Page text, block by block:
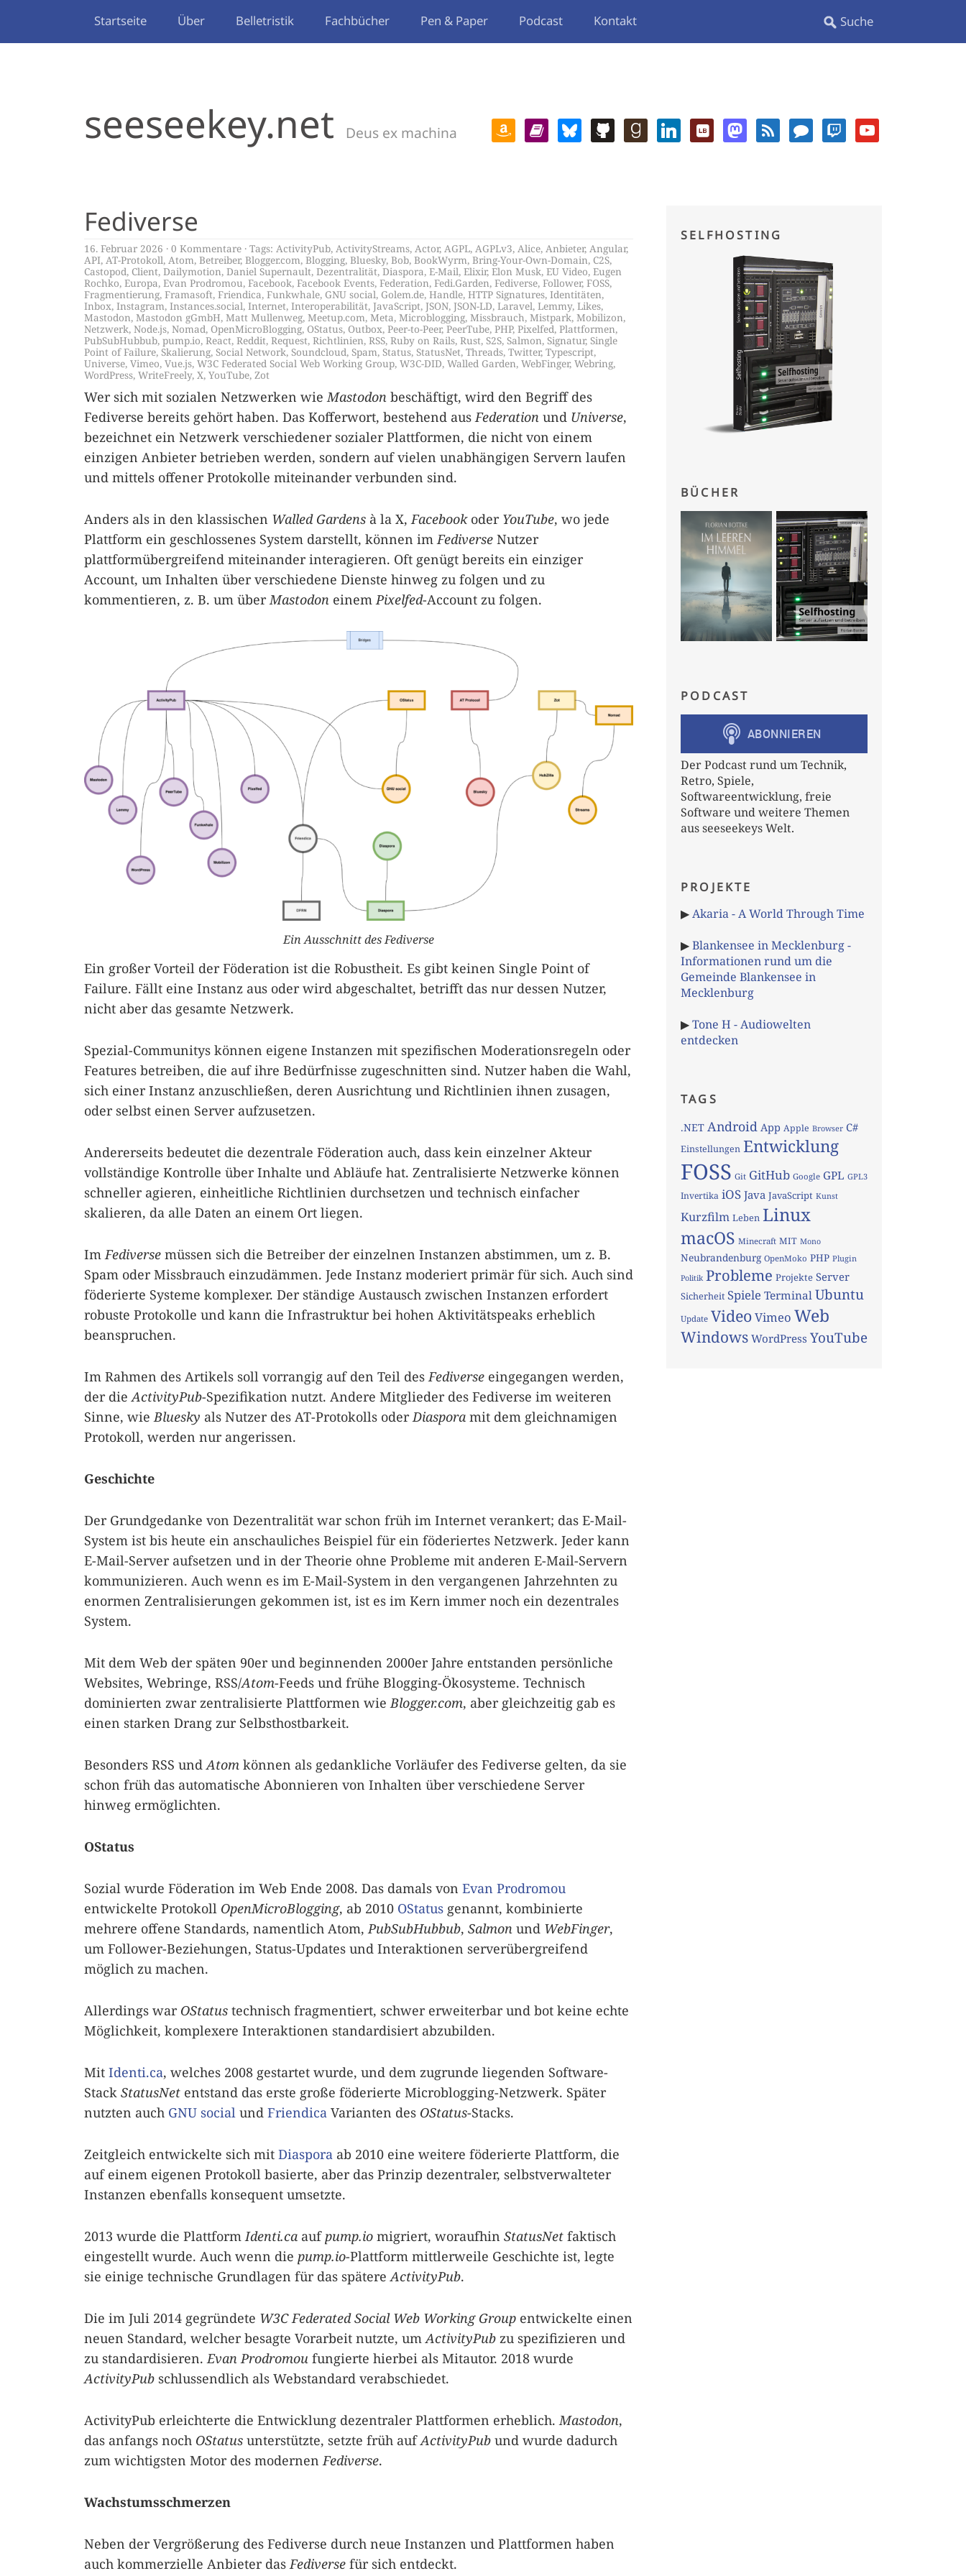
Startseite Über Belletristik Fachbücher Pen & Paper Podcast Kontakt
seeseekey.net Deus ex machina
Fediverse
16. Februar 2026 0 Kommentare Tags: ActivityPub, ActivityStreams, Actor, AGPL, AGPLv3, Alice, Anbieter, Angular,
API, AT-Protokoll, Atom, Betreiber, Blogger.com, Blogging, Bluesky, Bob, BookWyrm, Bring-Your-Own-Domain, C2S,
Castopod, Client, Dailymotion, Daniel Supernault, Dezentralität,Diaspora, E-Mail, Elixir, Elon Musk, EU Video, Eugen
Rochko, Europa, Evan Prodromou, Facebook, Facebook Events, Federation, Fedi.Garden, Fediverse, Follower, FOSS,
Fragmentierung, Framasoft, Friendica, Funkwhale, GNU social, Golem.de, Handle, HTTP Signatures, Identitäten,
Inbox, Instagram, Instances.social, Internet, Interoperabilität, JavaScript, JSON, JSON-LD, Laravel, Lemmy, Likes,
Mastodon, Mastodon gGmbH, Matt Mullenweg, Meetup.com, Meta, Microblogging, Missbrauch, Mistpark, Mobilizon,
Netzwerk, Node.js, Nomad, OpenMicroBlogging, OStatus, Outbox, Peer-to-Peer, PeerTube, PHP, Pixelfed, Plattformen,
PubSubHubbub,pump.io, React, Reddit, Request, Richtlinien, RSS, Ruby on Rails, Rust, S2S, Salmon, Signatur, Single
Point of Failure, Skalierung, Social Network, Soundcloud, Spam, Status, StatusNet, Threads, Twitter, Typescript,
Universe, Vimeo, Vue.js, W3C Federated Social Web Working Group, W3C-DID, Walled Garden, WebFinger, Webring,
WordPress, WriteFreely, X, YouTube, Zot
Wer sich mit sozialen Netzwerken wieMastodon beschäftigt, wird den Begriff des
Fediverse bereits gehört haben. Das Kofferwort, bestehend ausFederation und Universe,
bezeichnet ein Netzwerk verschiedener sozialer Plattformen, die nicht von einem
einzigen Anbieter betrieben werden, sondern auf vielen unabhängigen Servern laufen
und mittels offener Protokolle miteinander verbunden sind.
Anders als in den klassischen Walled Gardens à la X,Facebookoder YouTube, wo jede
Plattform ein geschlossenes System darstellt, können imFediverse Nutzer
plattformübergreifend miteinander interagieren. Oft genügt bereits ein einziger
Account, um Inhalten über verschiedene Dienste hinweg zu folgen und zu
kommentieren, z. B. um überMastodon einemPixelfed-Account zu folgen.
Ein Ausschnitt des Fediverse
Ein großer Vorteil der Föderation ist die Robustheit. Es gibt keinen Single Point of
Failure. Fällt eine Instanz aus oder wird abgeschaltet, betrifft das nur dessen Nutzer,
nicht aber das gesamte Netzwerk.
Spezial-Communitys können eigene Instanzen mit spezifischen Moderationsregeln oder
Features betreiben, die auf ihre Bedürfnisse zugeschnitten sind. Nutzer haben die Wahl,
sich einer Instanz anzuschließen, deren Ausrichtung und Richtlinien ihnen zusagen,
oder selbst einen Server aufzusetzen.
Andererseits bedeutet die dezentrale Föderation auch, dass kein einzelner Akteur
vollständige Kontrolle über Inhalte und Abläufe hat. Zentralisierte Netzwerke können
schneller agieren, einheitliche Richtlinien durchsetzen und technisch einfacher
skalieren, da alle Daten an einem Ort liegen.
ImFediverse müssen sich die Betreiber der einzelnen Instanzen abstimmen, um z. B.
Spam oder Missbrauch einzudämmen. Jede Instanz moderiert primär für sich. Auch sind
föderierte Systeme komplexer. Der ständige Austausch zwischen Instanzen erfordert
robuste Protokolle und kann die Infrastruktur bei hohen Aktivitätspeaks erheblich
beanspruchen.
Im Rahmen des Artikels soll vorrangig auf den Teil desFediverse eingegangen werden,
der dieActivityPub-Spezifikation nutzt. Andere Mitglieder des Fediverse im weiteren
Sinne, wieBluesky als Nutzer des AT-Protokolls oderDiaspora mit dem gleichnamigen
Protokoll, werden nur angerissen.
Geschichte
Der Grundgedanke von Dezentralität war schon früh im Internet verankert; das E-Mail-
System ist bis heute ein anschauliches Beispiel für ein föderiertes Netzwerk. Jeder kann
E-Mail-Server aufsetzen und in der Theorie ohne Probleme mit anderen E-Mail-Servern
kommunizieren. Auch wenn es im E-Mail-System in den vergangenen Jahrzehnten zu
enormen Zentralisierungen gekommen ist, ist es im Kern immer noch ein dezentrales
System.
Mit dem Web der späten 90er und beginnenden 2000er Jahre entstanden persönliche
Websites, Webringe, RSS/Atom-Feeds und frühe Blogging-Ökosysteme. Technisch
dominierten zwar zentralisierte Plattformen wieBlogger.com, aber gleichzeitig gab es
einen starken Drang zur Selbsthostbarkeit.
Besonders RSS undAtom können als gedankliche Vorläufer des Fediverse gelten, da sie
schon früh das automatische Abonnieren von Inhalten über verschiedene Server
hinweg ermöglichten.
OStatus
Sozial wurde Föderation im Web Ende 2008. Das damals von Evan Prodromou
entwickelte Protokoll OpenMicroBlogging, ab 2010 OStatus genannt, kombinierte
mehrere offene Standards, namentlich Atom,PubSubHubbub, Salmon und WebFinger,
um Follower-Beziehungen, Status-Updates und Interaktionen serverübergreifend
möglich zu machen.
Allerdings war OStatus technisch fragmentiert, schwer erweiterbar und bot keine echte
Möglichkeit, komplexere Interaktionen standardisiert abzubilden.
Mit Identi.ca, welches 2008 gestartet wurde, und dem zugrunde liegenden Software-
Stack StatusNet entstand das erste große föderierte Microblogging-Netzwerk. Später
nutzten auch GNU social und Friendica Varianten des OStatus-Stacks.
Zeitgleich entwickelte sich mit Diaspora ab 2010 eine weitere föderierte Plattform, die
auf einem eigenen Protokoll basierte, aber das Prinzip dezentraler, selbstverwalteter
Instanzen ebenfalls konsequent umsetzte.
2013 wurde die PlattformIdenti.ca aufpump.io migriert, woraufhin StatusNet faktisch
eingestellt wurde. Auch wenn die pump.io-Plattform mittlerweile Geschichte ist, legte
sie einige technische Grundlagen für das spätereActivityPub.
Die im Juli 2014 gegründete W3C Federated Social Web Working Group entwickelte einen
neuen Standard, welcher besagte Vorarbeit nutzte, umActivityPub zu spezifizieren und
zu standardisieren.Evan Prodromou fungierte hierbei als Mitautor. 2018 wurde
ActivityPub schlussendlich als Webstandard verabschiedet.
ActivityPub erleichterte die Entwicklung dezentraler Plattformen erheblich.Mastodon,
das anfangs noch OStatus unterstützte, setzte früh aufActivityPub und wurde dadurch
zum wichtigsten Motor des modernenFediverse.
Wachstumsschmerzen
Neben der Vergrößerung des Fediverse durch neue Instanzen und Plattformen haben
auch kommerzielle Anbieter dasFediverse für sich entdeckt.
SELFHOSTING
BÜCHER
PODCAST
Der Podcast rund um Technik,
Retro, Spiele,
Softwareentwicklung, freie
Software und weitere Themen
aus seeseekeys Welt.
PROJEKTE
▶Akaria - A World Through Time
▶Blankensee in Mecklenburg -
Informationen rund um die
Gemeinde Blankensee in
Mecklenburg
▶Tone H - Audiowelten
entdecken
TAGS
.NET Android App Apple Browser C#
Einstellungen Entwicklung
FOSS Git GitHub Google GPL GPL3
Invertika iOS Java JavaScript Kunst
Kurzfilm Leben Linux
macOS Minecraft MIT Mono
Neubrandenburg OpenMoko PHP Plugin
Politik Probleme Projekte Server
Sicherheit Spiele TerminalUbuntu
Update VideoVimeo Web
Windows WordPress YouTube